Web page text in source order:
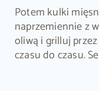
Potem kulki
naprzemiennie z
oliwą i grilluj
czasu do czasu.